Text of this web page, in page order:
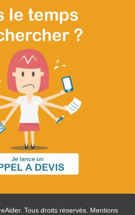
Tous droits réservés. Mentions